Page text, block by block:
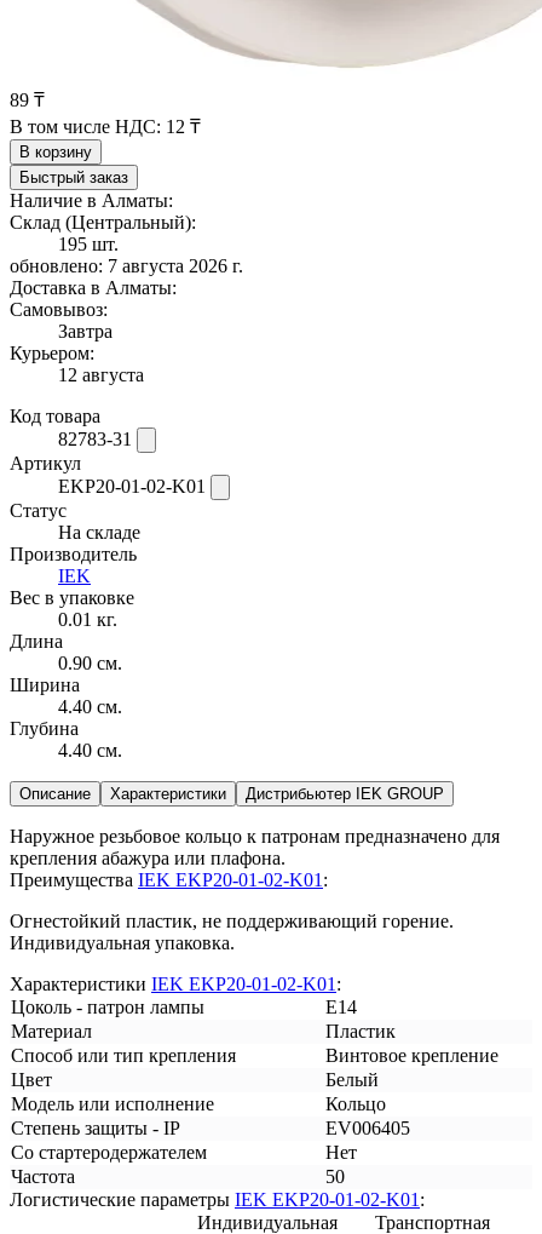
89 ₸
В том числе НДС: 12 ₸
В корзину
Быстрый заказ
Наличие в Алматы:
Склад (Центральный):
195 шт.
обновлено: 7 августа 2026 г.
Доставка в Алматы:
Самовывоз:
Завтра
Курьером:
12 августа
Код товара
82783-31
Артикул
EKP20-01-02-K01
Статус
На складе
Производитель
IEK
Вес в упаковке
0.01 кг.
Длина
0.90 см.
Ширина
4.40 см.
Глубина
4.40 см.
Описание Характеристики Дистрибьютер IEK GROUP
Наружное резьбовое кольцо к патронам предназначено для
крепления абажура или плафона.
Преимущества IEK EKP20-01-02-K01 :
Огнестойкий пластик, не поддерживающий горение.
Индивидуальная упаковка.
Характеристики IEK EKP20-01-02-K01 :
Цоколь - патрон лампы
E14
Материал
Пластик
Способ или тип крепления
Винтовое крепление
Цвет
Белый
Модель или исполнение
Кольцо
Степень защиты - IP
EV006405
Со стартеродержателем
Нет
Частота
50
Логистические параметры IEK EKP20-01-02-K01 :
Индивидуальная
Транспортная